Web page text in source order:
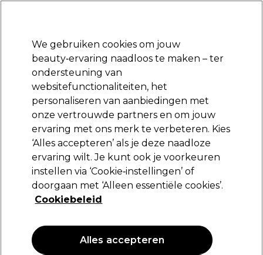
Aanmelden
Merken Deals Haar Elektra
Volgende dag geleverd*
Na verzending, maandag t/m vrijdag
Haar Styling Haarspray en haarlak
Haarspray en haarlak
Sorteren op:Populariteit
We gebruiken cookies om jouw
beauty‑ervaring naadloos te maken – ter
ondersteuning van
websitefunctionaliteiten, het
personaliseren van aanbiedingen met
onze vertrouwde partners en om jouw
ervaring met ons merk te verbeteren. Kies
‘Alles accepteren’ als je deze naadloze
ervaring wilt. Je kunt ook je voorkeuren
instellen via ‘Cookie‑instellingen’ of
doorgaan met ‘Alleen essentiële cookies’.
Cookiebeleid
Alles accepteren